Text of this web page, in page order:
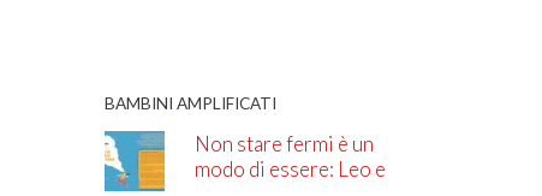
BAMBINI AMPLIFICATI
Non stare fermi è un
modo di essere: Leo e